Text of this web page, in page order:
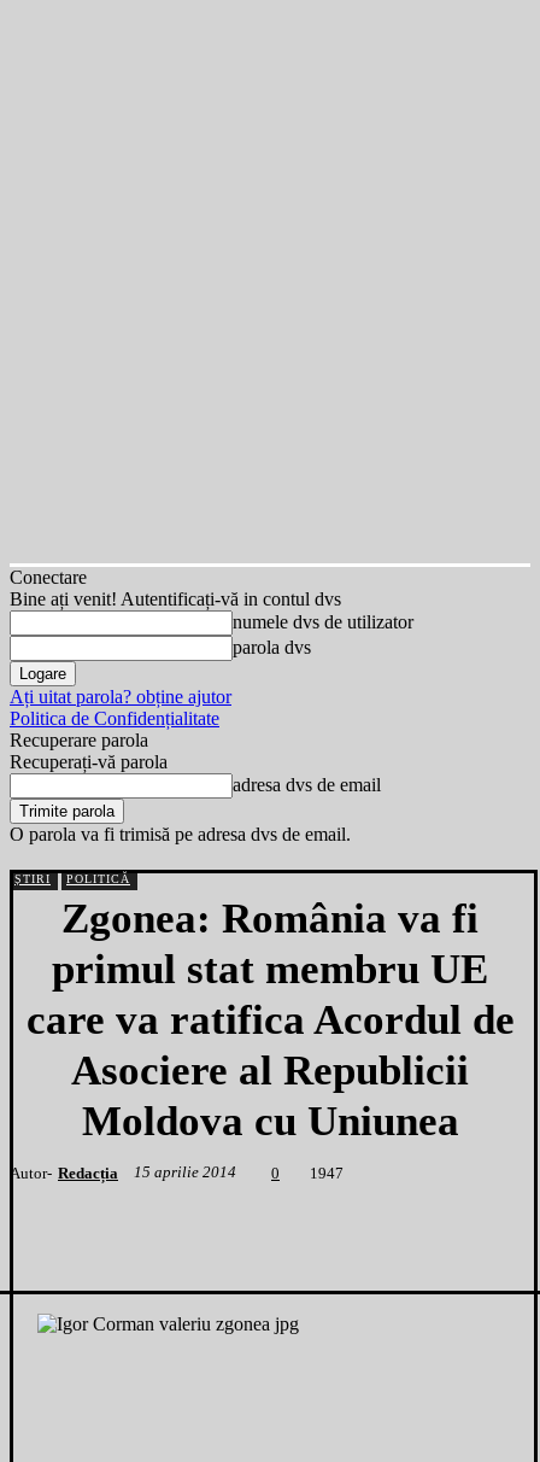
Conectare
Bine ați venit! Autentificați-vă in contul dvs
numele dvs de utilizator
parola dvs
Ați uitat parola? obține ajutor
Politica de Confidențialitate
Recuperare parola
Recuperați-vă parola
adresa dvs de email
O parola va fi trimisă pe adresa dvs de email.
ȘTIRI POLITICĂ
Zgonea: România va fi
primul stat membru UE
care va ratifica Acordul de
Asociere al Republicii
Moldova cu Uniunea
Autor- Redacția 15 aprilie 2014 0 1 947